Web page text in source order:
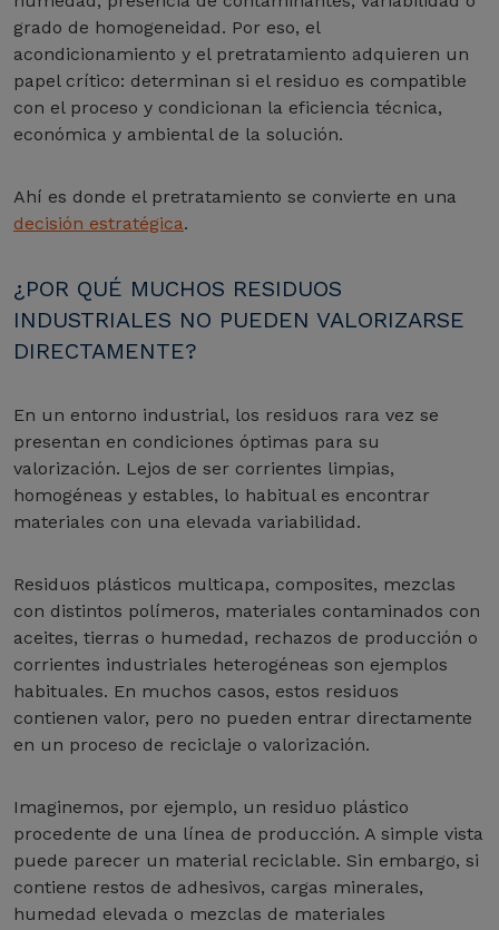
grado de homogeneidad. Por eso, el
acondicionamiento y el pretratamiento adquieren un
papel crítico: determinan si el residuo es compatible
con el proceso y condicionan la eficiencia técnica,
económica y ambiental de la solución.
Ahí es donde el pretratamiento se convierte en una
decisión estratégica.
¿POR QUÉ MUCHOS RESIDUOS
INDUSTRIALES NO PUEDEN VALORIZARSE
DIRECTAMENTE?
En un entorno industrial, los residuos rara vez se
presentan en condiciones óptimas para su
valorización. Lejos de ser corrientes limpias,
homogéneas y estables, lo habitual es encontrar
materiales con una elevada variabilidad.
Residuos plásticos multicapa, composites, mezclas
con distintos polímeros, materiales contaminados con
aceites, tierras o humedad, rechazos de producción o
corrientes industriales heterogéneas son ejemplos
habituales. En muchos casos, estos residuos
contienen valor, pero no pueden entrar directamente
en un proceso de reciclaje o valorización.
Imaginemos, por ejemplo, un residuo plástico
procedente de una línea de producción. A simple vista
puede parecer un material reciclable. Sin embargo, si
contiene restos de adhesivos, cargas minerales,
humedad elevada o mezclas de materiales